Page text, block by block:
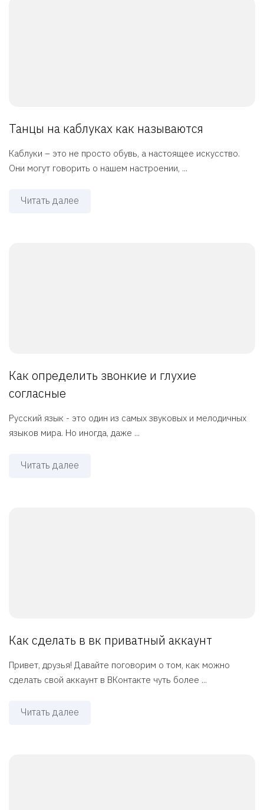
Танцы на каблуках как называются
Каблуки – это не просто обувь, а настоящее искусство.
Они могут говорить о нашем настроении, ...
Читать далее
Как определить звонкие и глухие
согласные
Русский язык - это один из самых звуковых и мелодичных
языков мира. Но иногда, даже ...
Читать далее
Как сделать в вк приватный аккаунт
Привет, друзья! Давайте поговорим о том, как можно
сделать свой аккаунт в ВКонтакте чуть более ...
Читать далее